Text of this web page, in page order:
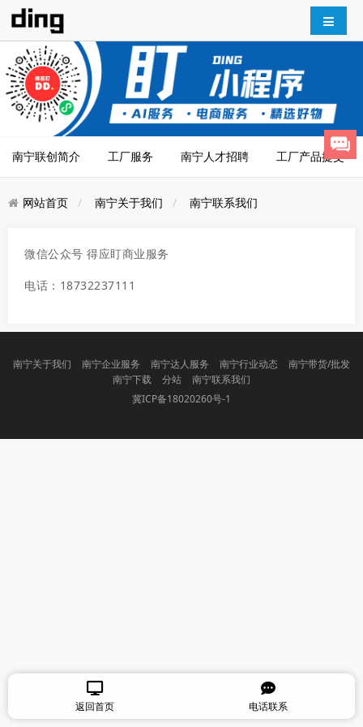
南宁联创简介 工厂服务 南宁人才招聘 工厂产品提交
网站首页 南宁关于我们 南宁联系我们
微信公众号 得应盯商业服务
电话：18732237111
南宁关于我们 南宁企业服务 南宁达人服务 南宁行业动态
南宁带货/批发
南宁下载
分站
南宁联系我们
冀ICP备18020260号-1
返回首页 电话联系